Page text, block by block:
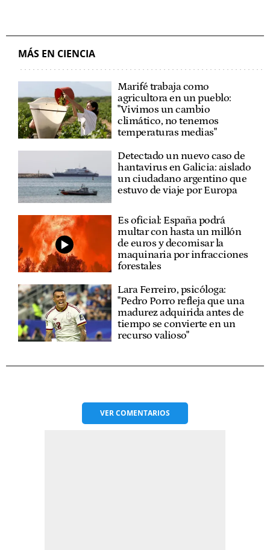
MÁS EN CIENCIA
Marifé trabaja como
agricultora en un pueblo:
"Vivimos un cambio
climático, no tenemos
temperaturas medias"
Detectado un nuevo caso de
hantavirus en Galicia: aislado
un ciudadano argentino que
estuvo de viaje por Europa
Es oficial: España podrá
multar con hasta un millón
de euros y decomisar la
maquinaria por infracciones
forestales
Lara Ferreiro, psicóloga:
"Pedro Porro refleja que una
madurez adquirida antes de
tiempo se convierte en un
recurso valioso"
VERCOMENTARIOS